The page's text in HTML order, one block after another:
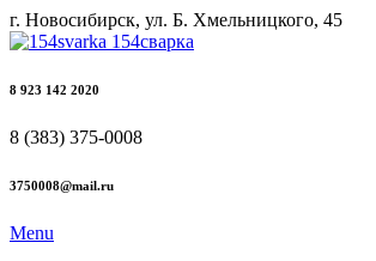
г. Новосибирск, ул. Б. Хмельницкого, 45
8 923 142 2020
8 (383) 375-0008
3750008@mail.ru
Menu